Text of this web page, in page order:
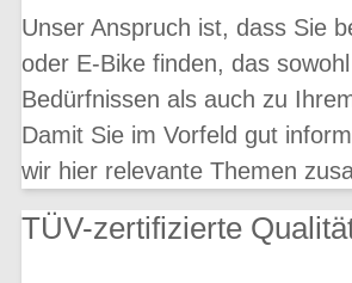
Unser Anspruch ist, dass Sie
oder E-Bike finden, das
Bedürfnissen als auch zu
Damit Sie im Vorfeld gut
wir hier relevante Themen
TÜV-zertifizierte